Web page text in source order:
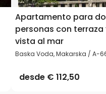
Apartamento para
personas con terraza
vista al mar
Baska Voda, Makarska / A-
desde € 112,50